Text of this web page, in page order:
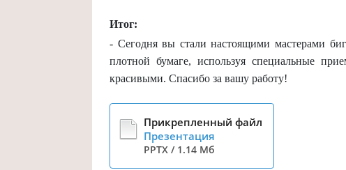
Итог:
- Сегодня вы стали настоящими мастерами
плотной бумаге, используя специальные
красивыми. Спасибо за вашу работу!
Презентация
PPTX / 1.14 Мб